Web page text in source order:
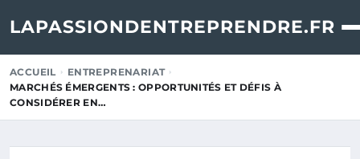
LAPASSIONDENTREPRENDRE.FR
ACCUEIL
ENTREPRENARIAT
MARCHÉS ÉMERGENTS : OPPORTUNITÉS ET DÉFIS À
CONSIDÉRER EN…